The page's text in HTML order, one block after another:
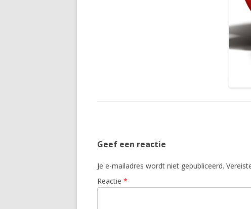
Geef een reactie
Je e-mailadres wordt niet gepubliceerd.
Reactie *